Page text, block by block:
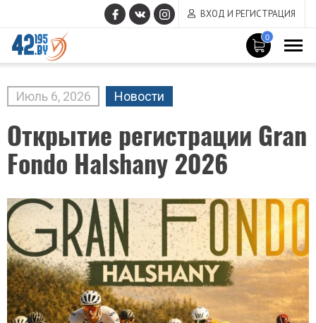
ВХОД И РЕГИСТРАЦИЯ
0
MAIN
CONTENT
Июль 6, 2026 Новости
Открытие регистрации Gran
Fondo Halshany 2026